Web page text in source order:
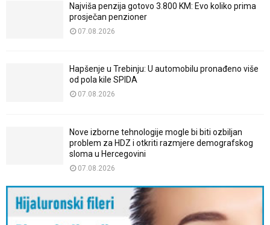
Najviša penzija gotovo 3.800 KM: Evo koliko prima
prosječan penzioner
07.08.2026
Hapšenje u Trebinju: U automobilu pronađeno više
od pola kile SPIDA
07.08.2026
Nove izborne tehnologije mogle bi biti ozbiljan
problem za HDZ i otkriti razmjere demografskog
sloma u Hercegovini
07.08.2026